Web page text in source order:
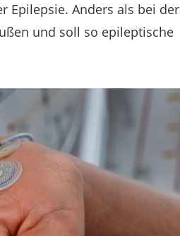
Epilepsie. Anders als bei der
und soll so epileptische